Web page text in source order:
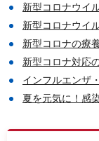
新型コロナウイ
新型コロナウイ
新型コロナの療
新型コロナ対応
インフルエンザ
夏を元気に！感